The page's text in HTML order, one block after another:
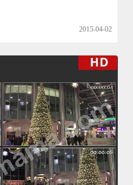
2015-04-02